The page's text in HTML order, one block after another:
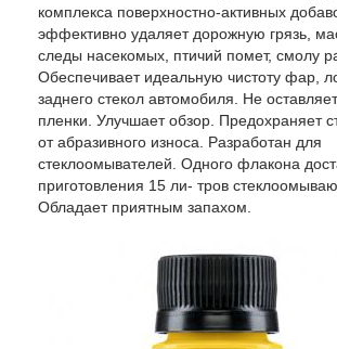
комплекса поверхностно-активных
эффективно удаляет дорожную грязь,
следы насекомых, птичий помет, смолу
Обеспечивает идеальную чистоту фар,
заднего стекол автомобиля. Не
пленки. Улучшает обзор. Предохраняет
от абразивного износа. Разработан для
стеклоомывателей. Одного флакона
приготовления 15 ли- тров
Обладает приятным запахом.